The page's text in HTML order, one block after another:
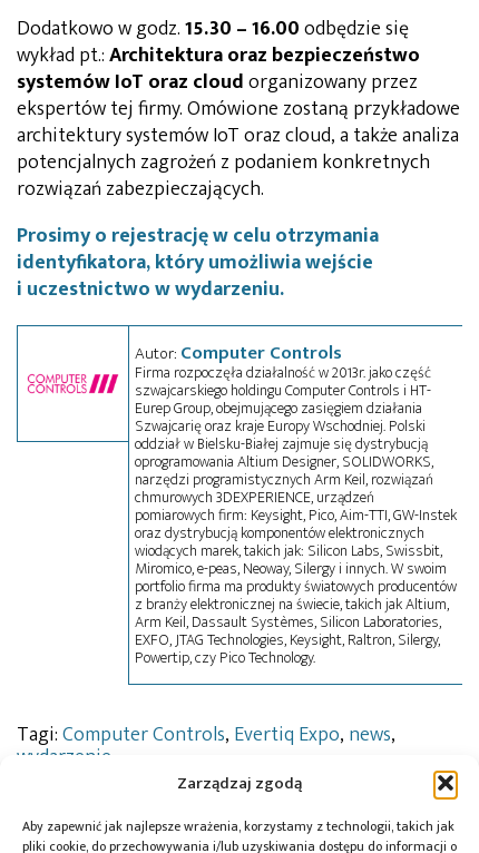
Zarządzaj zgodą
Aby zapewnić jak najlepsze wrażenia, korzystamy z technologii, takich jak
pliki cookie, do przechowywania i/lub uzyskiwania dostępu do informacji o
Dodatkowo w godz.15.30 – 16.00odbędzie się
wykład pt.:Architektura oraz bezpieczeństwo
systemów IoT oraz cloudorganizowany przez
ekspertów tej firmy. Omówione zostaną przykładowe
architektury systemów IoT oraz cloud, a także analiza
potencjalnych zagrożeń z podaniem konkretnych
rozwiązań zabezpieczających.
Prosimy o rejestrację w celu otrzymania
identyfikatora, który umożliwia wejście
i uczestnictwo w wydarzeniu.
Autor: Computer Controls
Firma rozpoczęła działalność w 2013r. jako część
szwajcarskiego holdingu Computer Controls i HT-
Eurep Group, obejmującego zasięgiem działania
Szwajcarię oraz kraje Europy Wschodniej. Polski
oddział w Bielsku-Białej zajmuje się dystrybucją
oprogramowania Altium Designer, SOLIDWORKS,
narzędzi programistycznych Arm Keil, rozwiązań
chmurowych 3DEXPERIENCE, urządzeń
pomiarowych firm: Keysight, Pico, Aim-TTI, GW-Instek
oraz dystrybucją komponentów elektronicznych
wiodących marek, takich jak: Silicon Labs, Swissbit,
Miromico, e-peas, Neoway, Silergy i innych. W swoim
portfolio firma ma produkty światowych producentów
z branży elektronicznej na świecie, takich jak Altium,
Arm Keil, Dassault Systèmes, Silicon Laboratories,
EXFO, JTAG Technologies, Keysight, Raltron, Silergy,
Powertip, czy Pico Technology.
Tagi:Computer Controls, Evertiq Expo, news,
wydarzenie